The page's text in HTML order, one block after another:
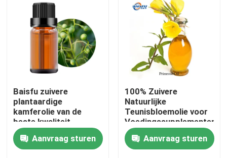
Thuis
Baisfu zuivere
plantaardige
kamferolie van de
beste kwaliteit
lichtgeel oliehoudende
vloeistof voor
specerijen en
Aanvraag sturen
100% Zuivere
Natuurlijke
Teunisbloemolie voor
Voedingssupplementen,
Huidverzorging en
Persoonlijke
Verzorgingsproducten
Aanvraag sturen